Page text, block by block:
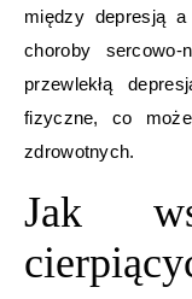
między depresją
choroby
przewlekłą
fizyczne, co
zdrowotnych.
Jak